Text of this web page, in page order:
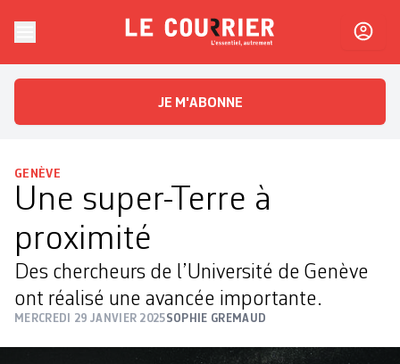
Le CourrierL'essentiel, autrement
JE M'ABONNE
GENÈVE
Une super-Terre à
proximité
Des chercheurs de l’Université de Genève
ont réalisé une avancée importante.
MERCREDI 29 JANVIER 2025SOPHIE GREMAUD